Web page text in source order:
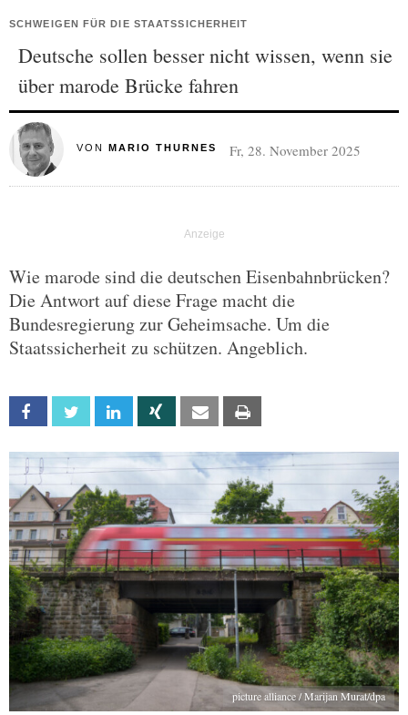
SCHWEIGEN FÜR DIE STAATSSICHERHEIT
Deutsche sollen besser nicht wissen, wenn sie
über marode Brücke fahren
VON MARIO THURNES Fr, 28. November 2025
Wie marode sind die deutschen Eisenbahnbrücken?
Die Antwort auf diese Frage macht die
Bundesregierung zur Geheimsache. Um die
Staatssicherheit zu schützen. Angeblich.
Facebook Twitter Linkedin Xing Email
picture alliance / Marijan Murat/dpa